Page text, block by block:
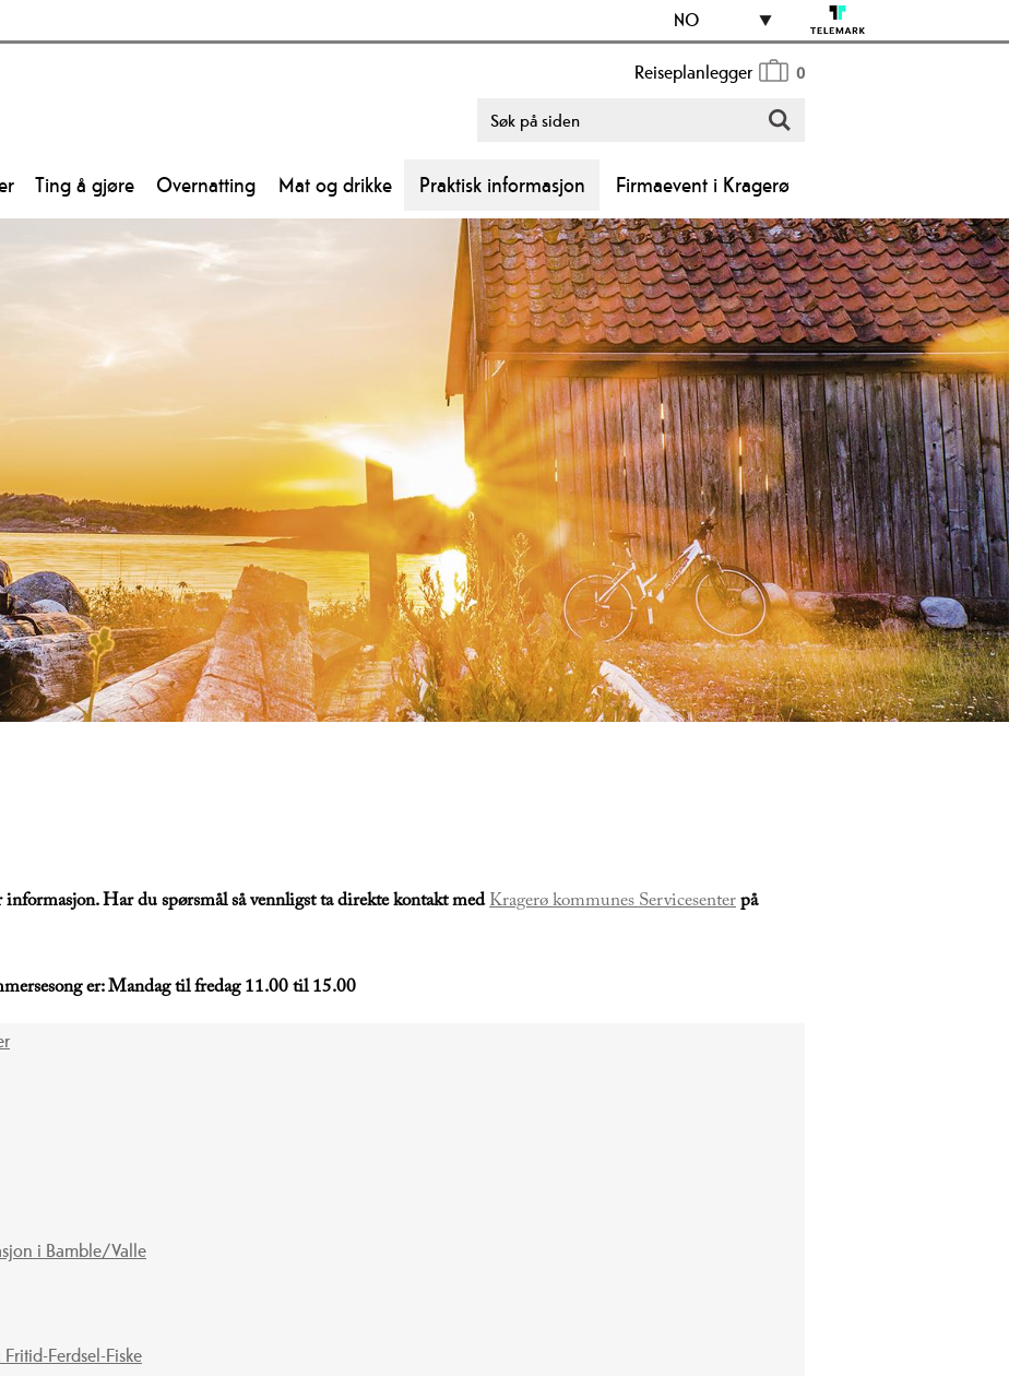
NO
Reiseplanlegger 0
Ting å gjøre Overnatting Mat og drikke Praktisk informasjon Firmaevent i Kragerø
Har du spørsmål så vennligst ta direkte kontakt medKragerø kommunes Servicesenterpå
er: Mandag til fredag 11.00 til 15.00
i Bamble/Valle
Ferdsel-Fiske